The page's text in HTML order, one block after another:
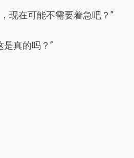
现在可能不需要着急吧？”
真的吗？”